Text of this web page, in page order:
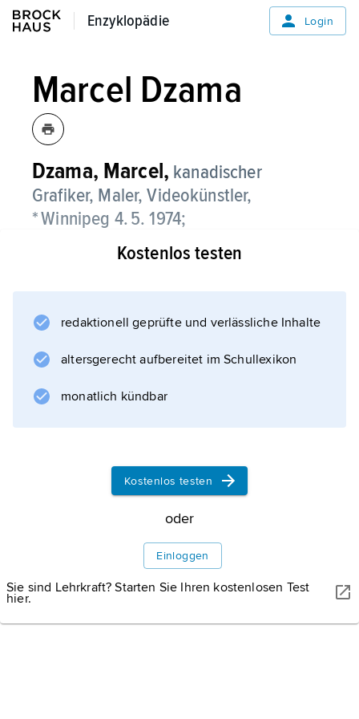
Enzyklopädie
Enzyklopädie Login
Marcel Dzama
Dzama, Marcel, kanadischer
Grafiker, Maler, Videokünstler,
* Winnipeg 4. 5. 1974;
studierte 1994–97 an der School of Art der
durch kleinformatige, sparsam mit »root beer«
Aquarellfarben kolorierte Zeichnungen auf
meist neutralem hellen Grund. Die auf den
ersten Blick an traditionelle
Kostenlos testen
redaktionell geprüfte und verlässliche Inhalte
altersgerecht aufbereitet im Schullexikon
monatlich kündbar
Kostenlos testen
oder
Einloggen
Sie sind Lehrkraft? Starten Sie Ihren kostenlosen Test
hier.